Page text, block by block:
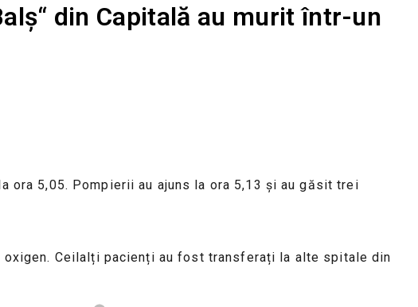
din Capitală au murit într-un
ora 5,05. Pompierii au ajuns la ora 5,13 și au găsit trei
Ceilalți pacienți au fost transferați la alte spitale din